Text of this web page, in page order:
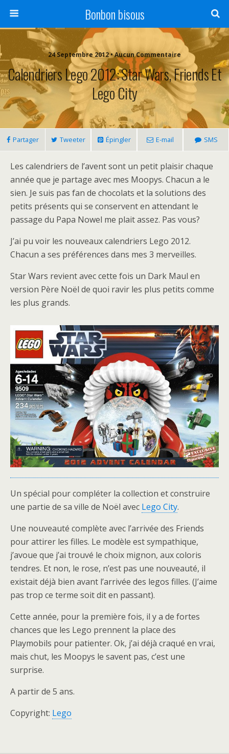
Bonbon bisous
24 Septembre 2012 • Aucun Commentaire
Calendriers Lego 2012: Star Wars, Friends Et
Lego City
Partager Tweeter Épingler E-mail SMS
Les calendriers de l’avent sont un petit plaisir chaque
année que je partage avec mes Moopys. Chacun a le
sien. Je suis pas fan de chocolats et la solutions des
petits présents qui se conservent en attendant le
passage du Papa Nowel me plait assez. Pas vous?
J’ai pu voir les nouveaux calendriers Lego 2012.
Chacun a ses préférences dans mes 3 merveilles.
Star Wars revient avec cette fois un Dark Maul en
version Père Noël de quoi ravir les plus petits comme
les plus grands.
Un spécial pour compléter la collection et construire
une partie de sa ville de Noël avec Lego City.
Une nouveauté complète avec l’arrivée des Friends
pour attirer les filles. Le modèle est sympathique,
j’avoue que j’ai trouvé le choix mignon, aux coloris
tendres. Et non, le rose, n’est pas une nouveauté, il
existait déjà bien avant l’arrivée des legos filles. (J’aime
pas trop ce terme soit dit en passant).
Cette année, pour la première fois, il y a de fortes
chances que les Lego prennent la place des
Playmobils pour patienter. Ok, j’ai déjà craqué en vrai,
mais chut, les Moopys le savent pas, c’est une
surprise.
A partir de 5 ans.
Copyright: Lego